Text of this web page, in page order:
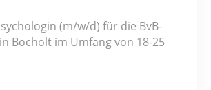
(m/w/d) für die BvB-
Bocholt im Umfang von 18-25